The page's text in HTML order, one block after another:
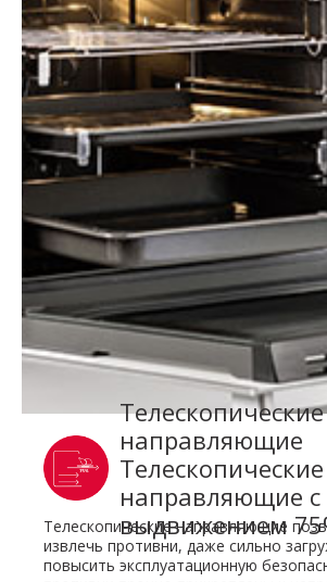
Tелескопические
направляющие
Телескопические
направляющие с
выдвижением
Телескопические направляющие
извлечь противни, даже сильно
повысить эксплуатационную